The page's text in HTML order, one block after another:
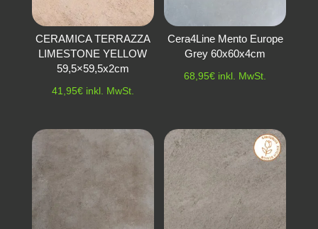
CERAMICA TERRAZZA
LIMESTONE YELLOW
59,5×59,5x2cm
41,95€ inkl. MwSt.
Cera4Line Mento Europe
Grey 60x60x4cm
68,95€ inkl. MwSt.